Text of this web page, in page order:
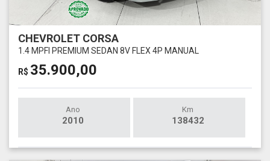
CHEVROLET CORSA
1.4 MPFI PREMIUM SEDAN 8V FLEX 4P MANUAL
R$ 35.900,00
Ano
2010
Km
138432